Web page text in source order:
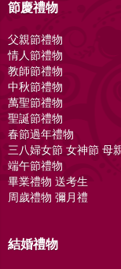
節慶禮物
父親節禮物
情人節禮物
教師節禮物
中秋節禮物
萬聖節禮物
聖誕節禮物
春節過年禮物
三八婦女節 女神節 母
端午節禮物
畢業禮物 送考生
周歲禮物 彌月禮
結婚禮物